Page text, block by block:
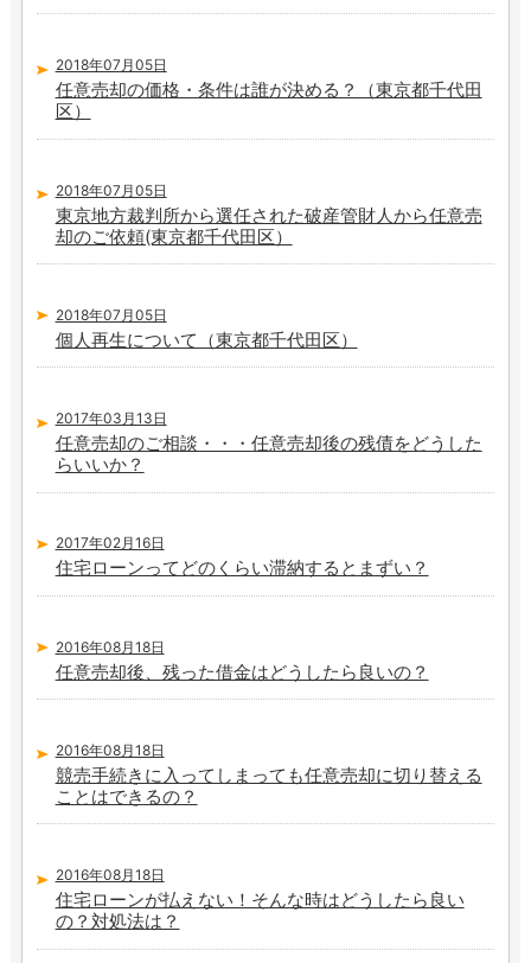
2018年07月05日
任意売却の価格・条件は誰が決める？（東京都千代田
区）
2018年07月05日
東京地方裁判所から選任された破産管財人から任意売
却のご依頼(東京都千代田区）
2018年07月05日
個人再生について（東京都千代田区）
2017年03月13日
任意売却のご相談・・・任意売却後の残債をどうした
らいいか？
2017年02月16日
住宅ローンってどのくらい滞納するとまずい？
2016年08月18日
任意売却後、残った借金はどうしたら良いの？
2016年08月18日
競売手続きに入ってしまっても任意売却に切り替える
ことはできるの？
2016年08月18日
住宅ローンが払えない！そんな時はどうしたら良い
の？対処法は？